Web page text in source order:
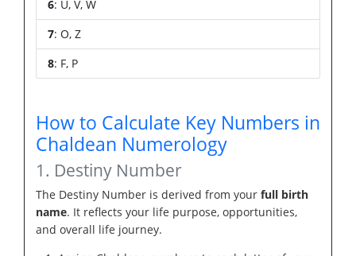
6: U, V, W
7: O, Z
8: F, P
How to Calculate Key Numbers in
Chaldean Numerology
1. Destiny Number
The Destiny Number is derived from your full birth
name. It reflects your life purpose, opportunities,
and overall life journey.